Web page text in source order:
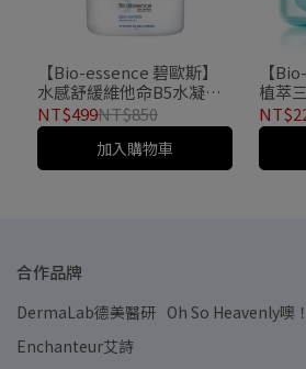
【Bio-essence 碧歐斯】
水感舒緩維他命B5水凝霜
50g
NT$499NT$850
加入購物車
【
植萃
50g
合作品牌
DermaLab德美醫研 Oh So Heavenly噢
Enchanteur艾詩